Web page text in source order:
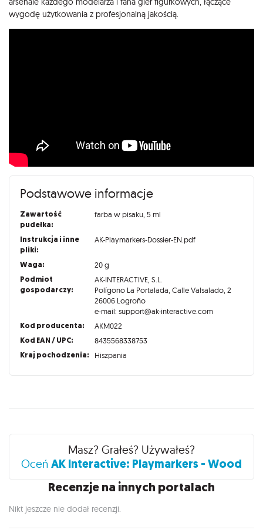
wygodę użytkowania z profesjonalną jakością.
Podstawowe informacje
Zawartość
pudełka:
farba w pisaku, 5 ml
Instrukcja i inne
pliki:
AK-Playmarkers-Dossier-EN.pdf
Waga: 20 g
Podmiot
gospodarczy:
AK-INTERACTIVE, S.L.
Polígono La Portalada, Calle Valsalado, 2
26006 Logroño
e-mail: support@ak-interactive.com
Kod producenta: AKM022
Kod EAN / UPC: 8435568338753
Kraj pochodzenia: Hiszpania
Recenzje
Masz? Grałeś? Używałeś?
Oceń AK Interactive: Playmarkers - Wood
Recenzje na innych portalach
Nikt jeszcze nie dodał recenzji.